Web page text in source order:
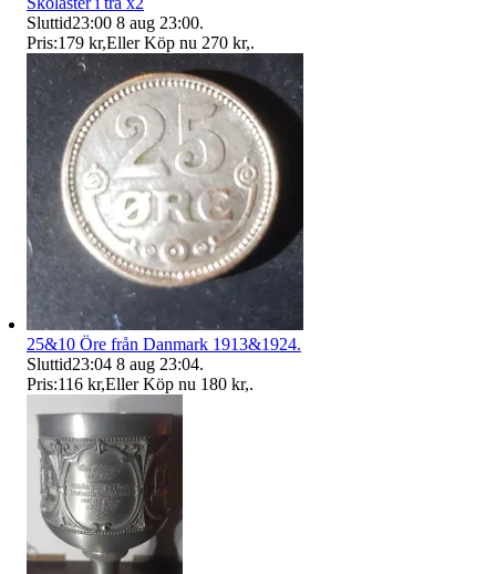
Sluttid23:00 8 aug 23:00.
Pris:179 kr,Eller Köp nu 270 kr,.
25&10 Öre från Danmark 1913&1924.
Sluttid23:04 8 aug 23:04.
Pris:116 kr,Eller Köp nu 180 kr,.